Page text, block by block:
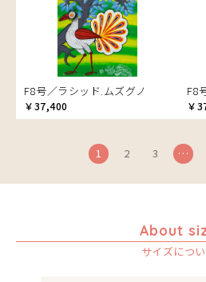
湖
夕日
ライオン
漁
ワニ
F8号／ラシッド.ムズグノ
￥37,400
F8
￥
1 2 3 …
About
サイズにつ